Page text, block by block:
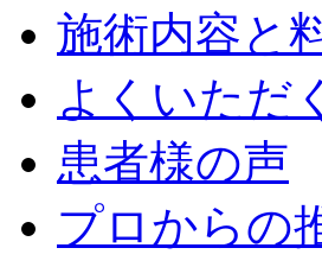
施術内容と
よくいただ
患者様の声
プロからの